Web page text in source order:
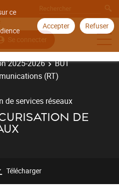
ce
Accepter Refuser
Se connecter
2025-2026
BUT
(RT)
de services réseaux
DE
Télécharger